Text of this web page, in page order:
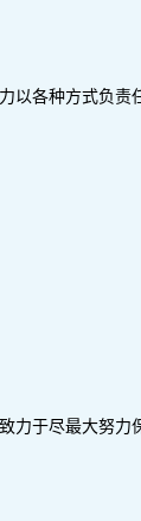
以各种方式负
力于尽最大努力